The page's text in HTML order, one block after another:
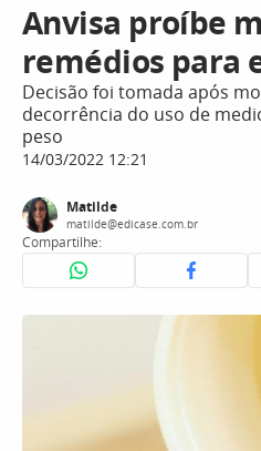
Anvisa proíbe
remédios para
Decisão foi tomada após
decorrência do uso de
peso
14/03/2022 12:21
Matilde
matilde@edicase.com.br
Compartilhe: